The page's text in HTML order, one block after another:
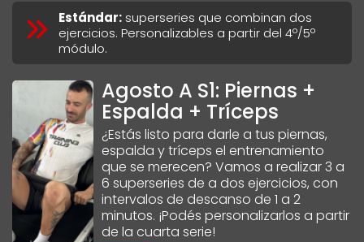
Estándar: superseries que combinan dos
ejercicios. Personalizables a partir del 4º/5º
módulo.
Agosto A S1: Piernas +
Espalda + Tríceps
¿Estás listo para darle a tus piernas,
espalda y tríceps el entrenamiento
que se merecen? Vamos a realizar 3 a
6 superseries de a dos ejercicios, con
intervalos de descanso de 1 a 2
minutos. ¡Podés personalizarlos a partir
de la cuarta serie!